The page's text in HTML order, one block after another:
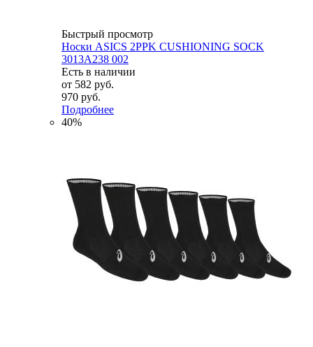
Быстрый просмотр
Носки ASICS 2PPK CUSHIONING SOCK
3013A238 002
Есть в наличии
от 582 руб.
970 руб.
Подробнее
40%